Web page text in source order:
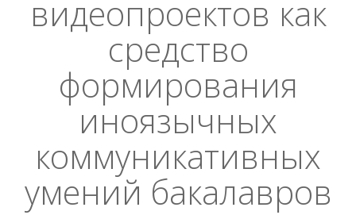
видеопроектов как
средство
формирования
иноязычных
коммуникативных
умений бакалавров